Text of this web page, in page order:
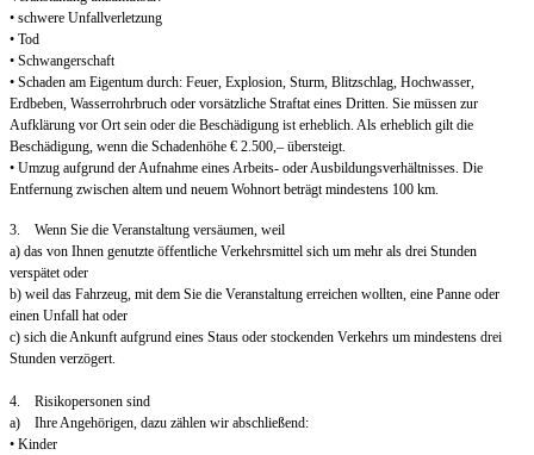
• schwere Unfallverletzung
• Tod
• Schwangerschaft
• Schaden am Eigentum durch: Feuer, Explosion, Sturm, Blitzschlag, Hochwasser,
Erdbeben, Wasserrohrbruch oder vorsätzliche Straftat eines Dritten. Sie müssen zur
Aufklärung vor Ort sein oder die Beschädigung ist erheblich. Als erheblich gilt die
Beschädigung, wenn die Schadenhöhe € 2.500,– übersteigt.
• Umzug aufgrund der Aufnahme eines Arbeits- oder Ausbildungsverhältnisses. Die
Entfernung zwischen altem und neuem Wohnort beträgt mindestens 100 km.
3. Wenn Sie die Veranstaltung versäumen, weil
a) das von Ihnen genutzte öffentliche Verkehrsmittel sich um mehr als drei Stunden
verspätet oder
b) weil das Fahrzeug, mit dem Sie die Veranstaltung erreichen wollten, eine Panne oder
einen Unfall hat oder
c) sich die Ankunft aufgrund eines Staus oder stockenden Verkehrs um mindestens drei
Stunden verzögert.
4. Risikopersonen sind
a) Ihre Angehörigen, dazu zählen wir abschließend:
• Kinder